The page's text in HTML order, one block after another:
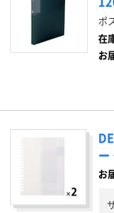
ポ
在
お
ー
お